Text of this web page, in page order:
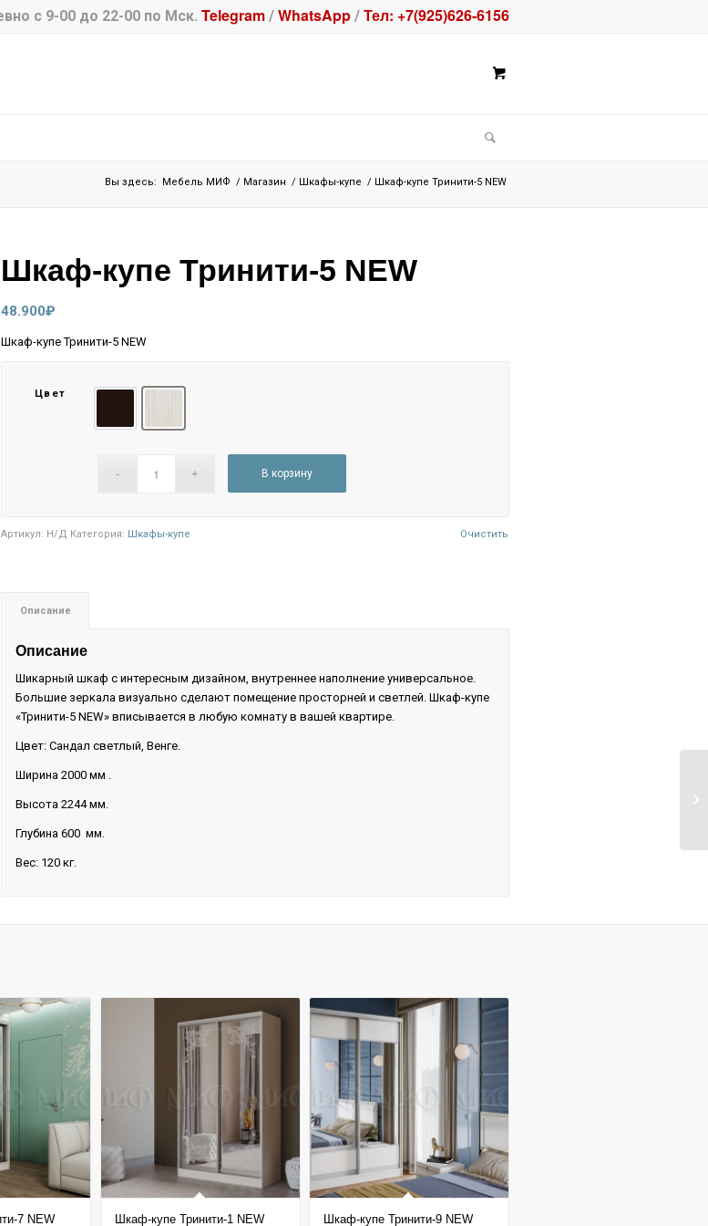
с 9-00 до 22-00 по Мск. Telegram / WhatsApp / Тел: +7(925)626-6156
Вы здесь: Мебель МИФ / Магазин / Шкафы-купе / Шкаф-купе Тринити-5 NEW
Шкаф-купе Тринити-5 NEW
48.900₽
Шкаф-купе Тринити-5 NEW
Цвет
Очистить
В корзину
Артикул: Н/Д Категория: Шкафы-купе
Описание
Описание
Шикарный шкаф с интересным дизайном, внутреннее наполнение универсальное.
Большие зеркала визуально сделают помещение просторней и светлей. Шкаф-купе
«Тринити-5 NEW» вписывается в любую комнату в вашей квартире.
Цвет: Сандал светлый, Венге.
Ширина 2000 мм .
Высота 2244 мм.
Глубина 600 мм.
Вес: 120 кг.
7 NEW Шкаф-купе Тринити-1 NEW Шкаф-купе Тринити-9 NEW